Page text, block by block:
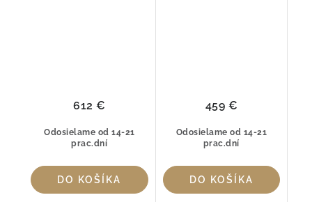
Odosielame od 14-21
prac.dní
612 €
DO KOŠÍKA
Odosielame od 14-21
prac.dní
459 €
DO KOŠÍKA